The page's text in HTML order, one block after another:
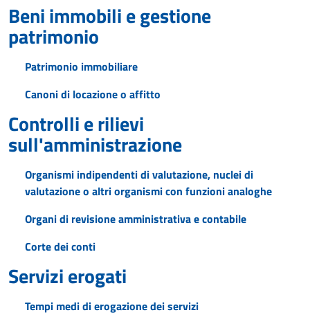
Beni immobili e gestione
patrimonio
Patrimonio immobiliare
Canoni di locazione o affitto
Controlli e rilievi
sull'amministrazione
Organismi indipendenti di valutazione, nuclei di
valutazione o altri organismi con funzioni analoghe
Organi di revisione amministrativa e contabile
Corte dei conti
Servizi erogati
Tempi medi di erogazione dei servizi